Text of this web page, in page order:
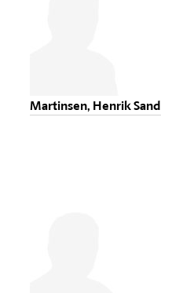
Martinsen, Henrik Sand